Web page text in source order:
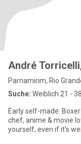
André Torricelli
Parnamirim, Rio
Suche: Weiblich 21 - 38
Early self-made.
chef, anime & movie
yourself, even if it's